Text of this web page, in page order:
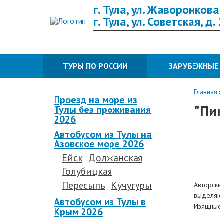
г. Тула, ул.
г. Тула, ул. Советская,
ТУРЫ ПО РОССИИ
Проезд на море из
Тулы без проживания
2026
Автобусом из Тулы на
Азовское море 2026
Ейск Должанская
Голубицкая
Пересыпь Кучугуры
Автобусом из Тулы в
Крым 2026
Главная